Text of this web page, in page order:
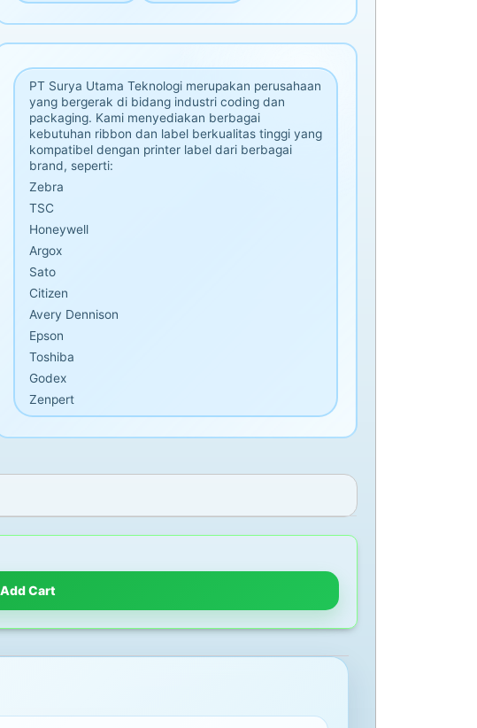
PT Surya Utama Teknologi merupakan perusahaan
yang bergerak di bidang industri coding dan
packaging. Kami menyediakan berbagai
kebutuhan ribbon dan label berkualitas tinggi yang
kompatibel dengan printer label dari berbagai
brand, seperti:
Zebra
TSC
Honeywell
Argox
Sato
Citizen
Avery Dennison
Epson
Toshiba
Godex
Zenpert
Add Cart